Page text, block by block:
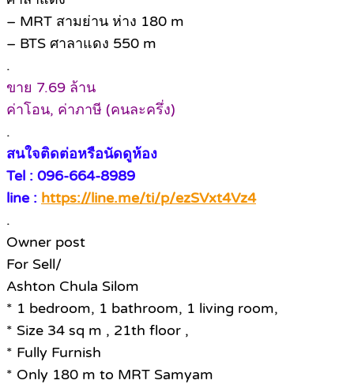
– MRT สามย่าน ห่าง 180 m
– BTS ศาลาแดง 550 m
.
ขาย 7.69 ล้าน
ค่าโอน, ค่าภาษี (คนละครึ่ง)
.
สนใจติดต่อหรือนัดดูห้อง
Tel : 096-664-8989
line : https://line.me/ti/p/ezSVxt4Vz4
.
Owner post
For Sell/
Ashton Chula Silom
* 1 bedroom, 1 bathroom, 1 living room,
* Size 34 sq m , 21th floor ,
* Fully Furnish
* Only 180 m to MRT Samyam